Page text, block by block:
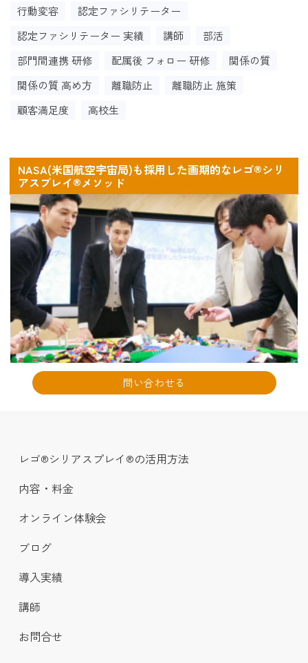
行動変容
認定ファシリテーター
認定ファシリテーター 実績
講師
部活
部門間連携 研修
配属後 フォロー 研修
関係の質
関係の質 高め方
離職防止
離職防止 施策
顧客満足度
高校生
NASA(米国航空宇宙局)も採用した画期的なレゴ®シリ
アスプレイ®メソッド
問い合わせる
レゴ®シリアスプレイ®の活用方法
内容・料金
オンライン体験会
ブログ
導入実績
講師
お問合せ